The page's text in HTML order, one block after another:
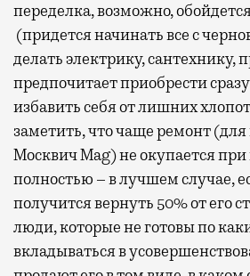
переделка, возможно,
(придется начинать все с
делать электрику, сантехнику,
предпочитает приобрести
избавить себя от лишних
заметить, что чаще ремонт
Москвич Mag) не окупается
полностью – в лучшем случае,
получится вернуть 50% от его
люди, которые не готовы по
вкладываться в